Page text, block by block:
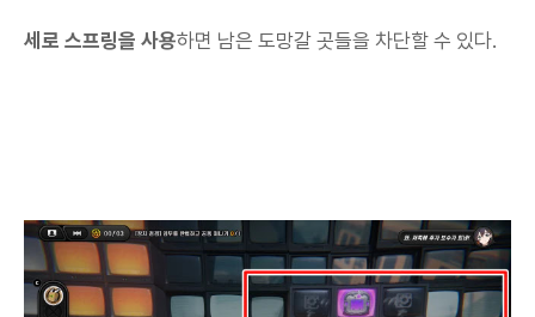
세로 스프링을 사용하면 남은 도망갈 곳들을 차단할 수 있다.